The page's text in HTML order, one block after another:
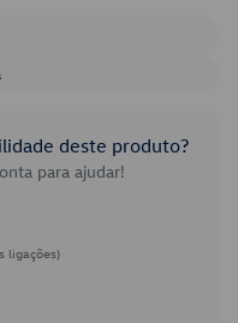
deste produto?
para ajudar!
ligações)